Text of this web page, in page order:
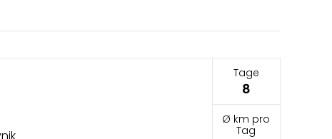
Tage
8
Ø km pro
Tag